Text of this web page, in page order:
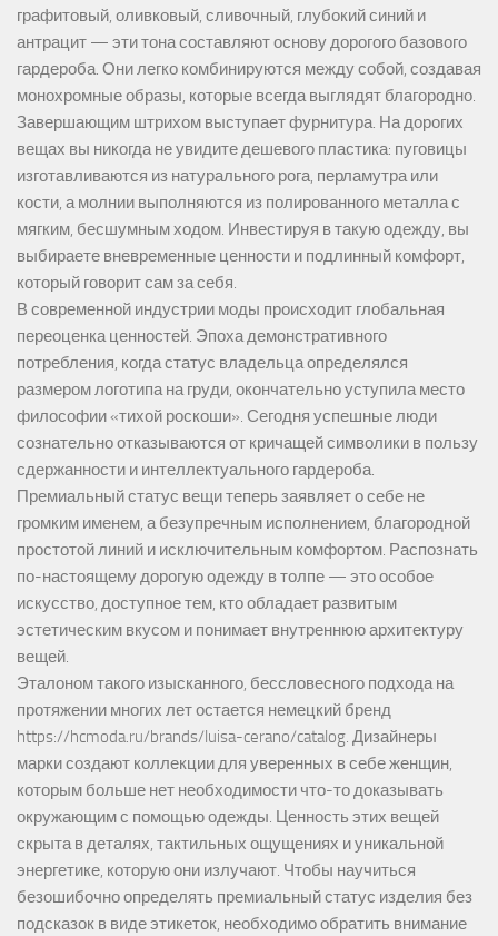
графитовый, оливковый, сливочный, глубокий синий и
антрацит — эти тона составляют основу дорогого базового
гардероба. Они легко комбинируются между собой, создавая
монохромные образы, которые всегда выглядят благородно.
Завершающим штрихом выступает фурнитура. На дорогих
вещах вы никогда не увидите дешевого пластика: пуговицы
изготавливаются из натурального рога, перламутра или
кости, а молнии выполняются из полированного металла с
мягким, бесшумным ходом. Инвестируя в такую одежду, вы
выбираете вневременные ценности и подлинный комфорт,
который говорит сам за себя.
В современной индустрии моды происходит глобальная
переоценка ценностей. Эпоха демонстративного
потребления, когда статус владельца определялся
размером логотипа на груди, окончательно уступила место
философии «тихой роскоши». Сегодня успешные люди
сознательно отказываются от кричащей символики в пользу
сдержанности и интеллектуального гардероба.
Премиальный статус вещи теперь заявляет о себе не
громким именем, а безупречным исполнением, благородной
простотой линий и исключительным комфортом. Распознать
по-настоящему дорогую одежду в толпе — это особое
искусство, доступное тем, кто обладает развитым
эстетическим вкусом и понимает внутреннюю архитектуру
вещей.
Эталоном такого изысканного, бессловесного подхода на
протяжении многих лет остается немецкий бренд
https://hcmoda.ru/brands/luisa-cerano/catalog. Дизайнеры
марки создают коллекции для уверенных в себе женщин,
которым больше нет необходимости что-то доказывать
окружающим с помощью одежды. Ценность этих вещей
скрыта в деталях, тактильных ощущениях и уникальной
энергетике, которую они излучают. Чтобы научиться
безошибочно определять премиальный статус изделия без
подсказок в виде этикеток, необходимо обратить внимание